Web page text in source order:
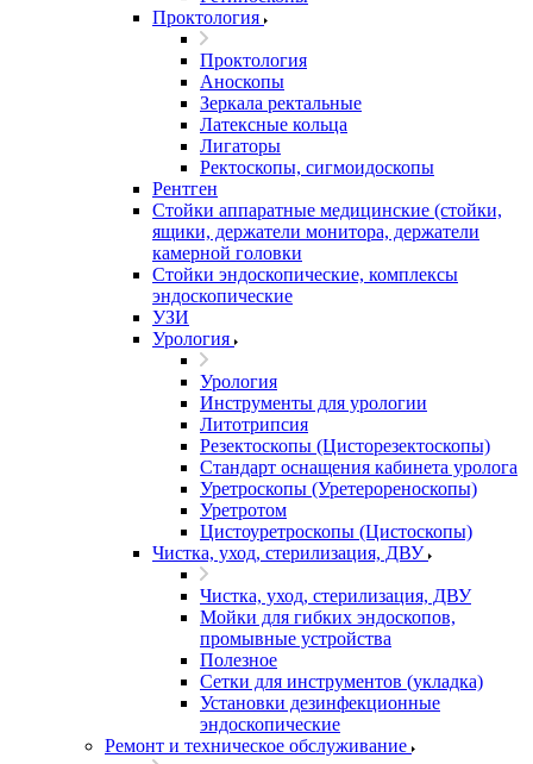
Проктология
Проктология
Аноскопы
Зеркала ректальные
Латексные кольца
Лигаторы
Ректоскопы, сигмоидоскопы
Рентген
Стойки аппаратные медицинские (стойки,
ящики, держатели монитора, держатели
камерной головки
Стойки эндоскопические, комплексы
эндоскопические
УЗИ
Урология
Урология
Инструменты для урологии
Литотрипсия
Резектоскопы (Цисторезектоскопы)
Стандарт оснащения кабинета уролога
Уретроскопы (Уретерореноскопы)
Уретротом
Цистоуретроскопы (Цистоскопы)
Чистка, уход, стерилизация, ДВУ
Чистка, уход, стерилизация, ДВУ
Мойки для гибких эндоскопов,
промывные устройства
Полезное
Сетки для инструментов (укладка)
Установки дезинфекционные
эндоскопические
Ремонт и техническое обслуживание